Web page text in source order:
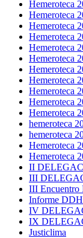
Hemeroteca
Hemeroteca
Hemeroteca
Hemeroteca
Hemeroteca
Hemeroteca
Hemeroteca
Hemeroteca
Hemeroteca
Hemeroteca
Hemeroteca
hemeroteca
hemeroteca
Hemeroteca
Hemeroteca
II
III
III Encuentro
Informe
IV
IX
Justiclima